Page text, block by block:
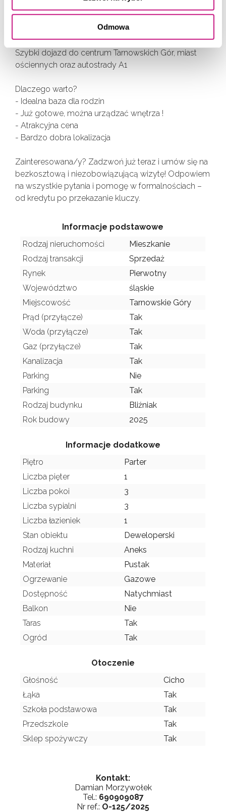
Odmowa
W najbliższej okolicy: sklepy, przedszkole, szkoła,
plac zabaw i przystanek komunikacji miejskiej
Szybki dojazd do centrum Tarnowskich Gór, miast
ościennych oraz autostrady A1
Dlaczego warto?
- Idealna baza dla rodzin
- Już gotowe, można urządzać wnętrza !
- Atrakcyjna cena
- Bardzo dobra lokalizacja
Zainteresowana/y? Zadzwoń już teraz i umów się na
bezkosztową i niezobowiązującą wizytę! Odpowiem
na wszystkie pytania i pomogę w formalnościach –
od kredytu po przekazanie kluczy.
Informacje podstawowe
Rodzaj nieruchomości
Mieszkanie
Rodzaj transakcji
Sprzedaż
Rynek
Pierwotny
Województwo
śląskie
Miejscowość
Tarnowskie Góry
Prąd (przyłącze)
Tak
Woda (przyłącze)
Tak
Gaz (przyłącze)
Tak
Kanalizacja
Tak
Parking
Nie
Parking
Tak
Rodzaj budynku
Bliźniak
Rok budowy
2025
Informacje dodatkowe
Piętro
Parter
Liczba pięter
1
Liczba pokoi
3
Liczba sypialni
3
Liczba łazieniek
1
Stan obiektu
Deweloperski
Rodzaj kuchni
Aneks
Materiał
Pustak
Ogrzewanie
Gazowe
Dostępność
Natychmiast
Balkon
Nie
Taras
Tak
Ogród
Tak
Otoczenie
Głośność
Cicho
Łąka
Tak
Szkoła podstawowa
Tak
Przedszkole
Tak
Sklep spożywczy
Tak
Kontakt:
Damian Morzywołek
Tel.: 690909087
Nr ref.: O-125/2025